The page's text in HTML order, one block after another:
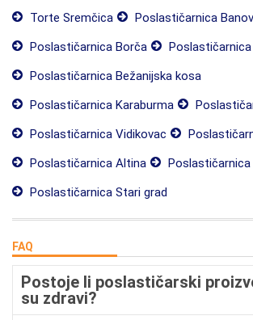
Torte Sremčica
Poslastičarnica
Poslastičarnica Borča
Poslastičarnica Bežanijska kosa
Poslastičarnica Karaburma
Poslastičarnica Vidikovac
Poslastičarnica Altina
Poslastičarnica Stari grad
FAQ
Postoje li poslastičarski
su zdravi?